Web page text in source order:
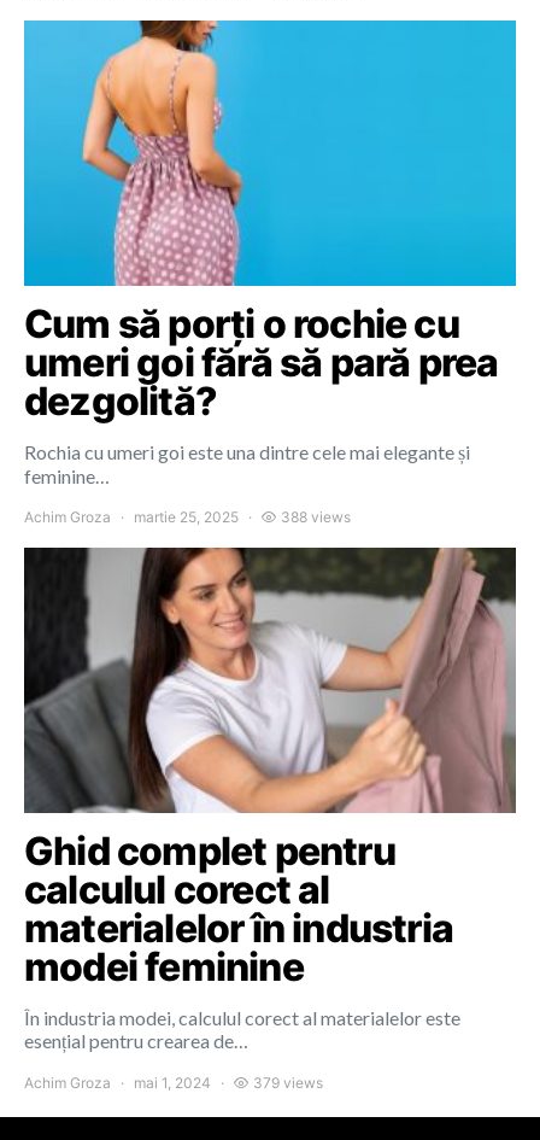
Cum să porți o rochie cu
umeri goi fără să pară prea
dezgolită?
Rochia cu umeri goi este una dintre cele mai elegante și
feminine…
Achim Groza martie 25, 2025 388 views
Ghid complet pentru
calculul corect al
materialelor în industria
modei feminine
În industria modei, calculul corect al materialelor este
esențial pentru crearea de…
Achim Groza mai 1, 2024 379 views